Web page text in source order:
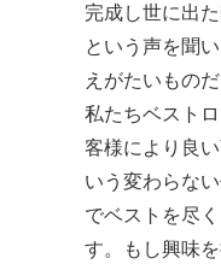
完成し世に出
という声を聞
えがたいもの
私たちベスト
客様により良
いう変わらな
でベストを尽
す。もし興味